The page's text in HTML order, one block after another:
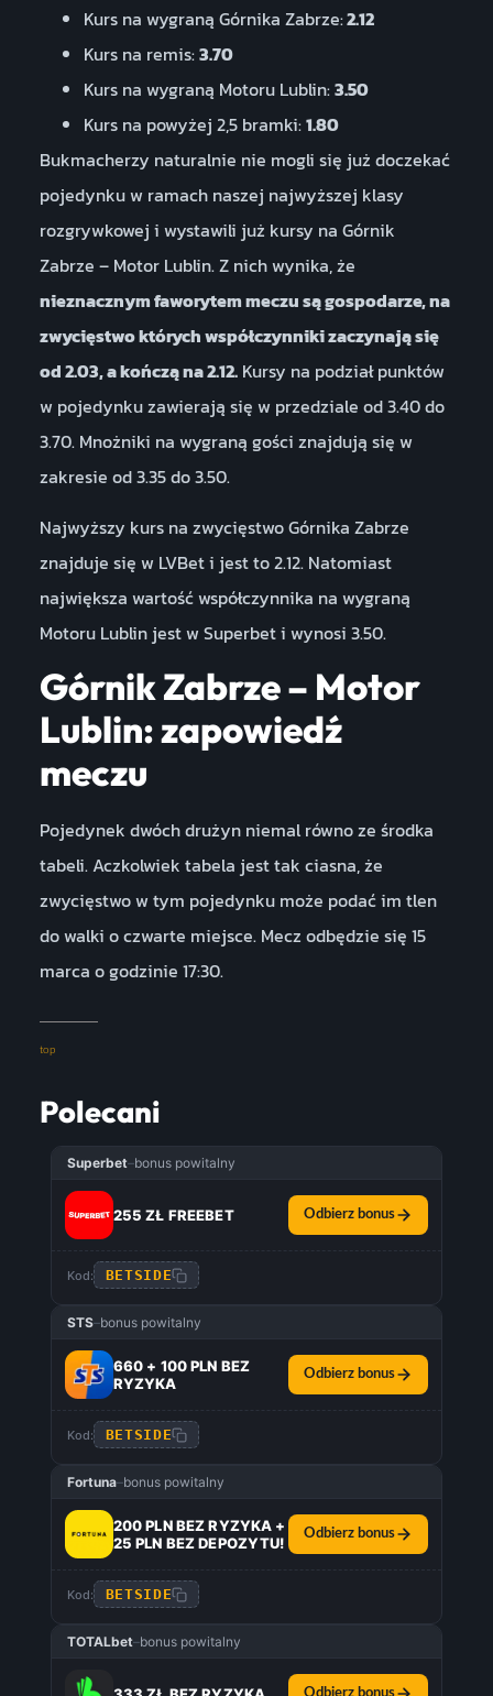
Kurs na wygraną Górnika Zabrze:2.12
Kurs na remis:3.70
Kurs na wygraną Motoru Lublin:3.50
Kurs na powyżej 2,5 bramki:1.80
Bukmacherzy naturalnie nie mogli się już doczekać
pojedynku w ramach naszej najwyższej klasy
rozgrywkowej i wystawili już kursy na Górnik
Zabrze – Motor Lublin. Z nich wynika, że
nieznacznym faworytem meczu są gospodarze, na
zwycięstwo których współczynniki zaczynają się
od 2.03, a kończą na 2.12.Kursy na podział punktów
w pojedynku zawierają się w przedziale od 3.40 do
3.70. Mnożniki na wygraną gości znajdują się w
zakresie od 3.35 do 3.50.
Najwyższy kurs na zwycięstwo Górnika Zabrze
znajduje się w LVBet i jest to 2.12. Natomiast
największa wartość współczynnika na wygraną
Motoru Lublin jest w Superbet i wynosi 3.50.
Górnik Zabrze – Motor
Lublin: zapowiedź
meczu
Pojedynek dwóch drużyn niemal równo ze środka
tabeli. Aczkolwiek tabela jest tak ciasna, że
zwycięstwo w tym pojedynku może podać im tlen
do walki o czwarte miejsce. Mecz odbędzie się 15
marca o godzinie 17:30.
top
Polecani
Superbet–bonus powitalny
255 ZŁ FREEBET Odbierz bonus
Kod: BETSIDE
STS–bonus powitalny
660 + 100 PLN BEZ
RYZYKA
Odbierz bonus
Kod: BETSIDE
Fortuna–bonus powitalny
200 PLN BEZ RYZYKA +
25 PLN BEZ DEPOZYTU!
Odbierz bonus
Kod: BETSIDE
TOTALbet–bonus powitalny